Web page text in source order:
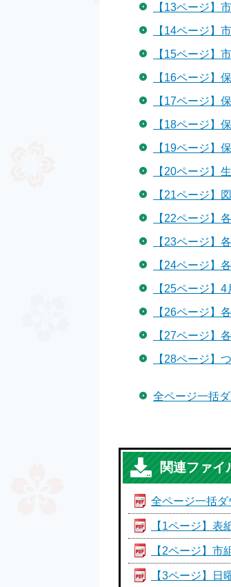
【13ページ】
【14ページ】
【15ページ】
【16ページ】
【17ページ】
【18ページ】
【19ページ】
【20ページ】
【21ページ】
【22ページ】
【23ページ】
【24ページ】
【25ページ】
【26ページ】
【27ページ】
【28ページ】
全ページ一括
関連ファイ
全ページ一括ダ
【1ページ】表
【2ページ】市
【3ページ】日